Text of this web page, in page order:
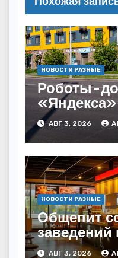
НОВОСТИ РАЗНЫЕ
Роботы-
Казахстане
АВГ 3, 2026
НОВОСТИ РАЗНЫЕ
Общепит
заведений
начала
АВГ 3, 2026